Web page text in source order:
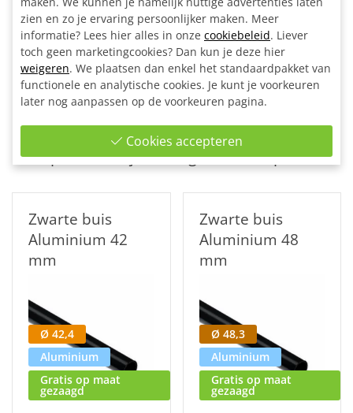
Deze buis is geschikt voor buiskoppelingen Ø 26,9 mm.
Ook interessant
Gerelateerdeproducten
Misschien komen één van deze steigerbuis
producten jouw nog beter van pas:
Zwarte buis
Aluminium 42
mm
Ø 42,4
Aluminium
Gratis op maat
gezaagd
Zwarte buis
Aluminium 48
mm
Ø 48,3
Aluminium
Gratis op maat
gezaagd
zien en zo je ervaring persoonlijker maken. Meer
informatie? Lees hier alles in onze cookiebeleid. Liever
toch geen marketingcookies? Dan kun je deze hier
weigeren. We plaatsen dan enkel het standaardpakket van
functionele en analytische cookies. Je kunt je voorkeuren
later nog aanpassen op de voorkeuren pagina.
Cookies accepteren